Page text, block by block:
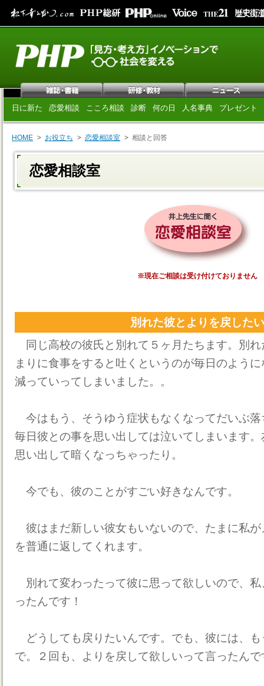
日に新た 恋愛相談 こころ相談 診断 何の日 人名事典 プレゼント
HOME お役立ち 恋愛相談室 相談と回答
恋愛相談室
※現在ご相談は受け付けておりません
別れた彼とよりを戻したい
同じ高校の彼氏と別れて５ヶ月たちます。別
まりに食事をすると吐くというのが毎日のよう
減っていってしまいました。。
今はもう、そうゆう症状もなくなってだいぶ
毎日彼との事を思い出しては泣いてしまいます
思い出して暗くなっちゃったり。
今でも、彼のことがすごい好きなんです。
彼はまだ新しい彼女もいないので、たまに私
を普通に返してくれます。
別れて変わったって彼に思って欲しいので、
ったんです！
どうしても戻りたいんです。でも、彼には、
で。２回も、よりを戻して欲しいって言ったん